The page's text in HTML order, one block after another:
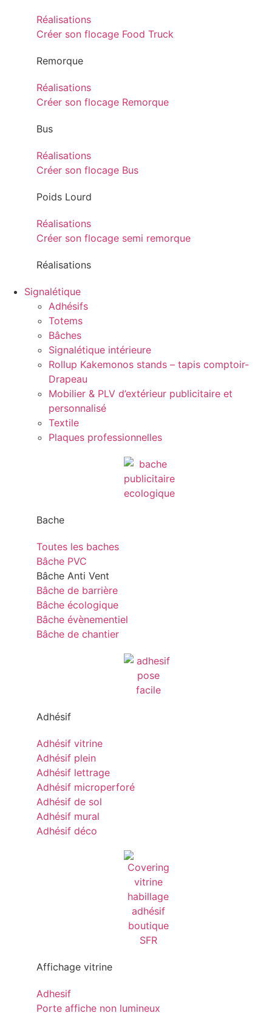
Réalisations
Créer son flocage Food Truck
Remorque
Réalisations
Créer son flocage Remorque
Bus
Réalisations
Créer son flocage Bus
Poids Lourd
Réalisations
Créer son flocage semi remorque
Réalisations
Signalétique
Adhésifs
Totems
Bâches
Signalétique intérieure
Rollup Kakemonos stands – tapis comptoir-
Drapeau
Mobilier & PLV d’extérieur publicitaire et
personnalisé
Textile
Plaques professionnelles
Bache
Toutes les baches
Bâche PVC
Bâche Anti Vent
Bâche de barrière
Bâche écologique
Bâche évènementiel
Bâche de chantier
Adhésif
Adhésif vitrine
Adhésif plein
Adhésif lettrage
Adhésif microperforé
Adhésif de sol
Adhésif mural
Adhésif déco
Affichage vitrine
Adhesif
Porte affiche non lumineux